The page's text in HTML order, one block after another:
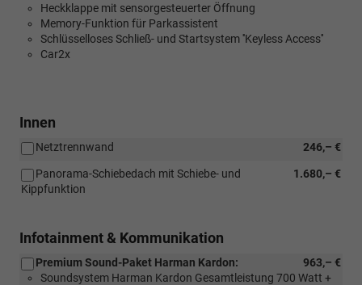
Heckklappe mit sensorgesteuerter Öffnung
Memory-Funktion für Parkassistent
Schlüsselloses Schließ- und Startsystem ''Keyless Access''
Car2x
Innen
246,– €
Netztrennwand
1.680,– €
Panorama-Schiebedach mit Schiebe- und
Kippfunktion
Infotainment & Kommunikation
963,– €
Premium Sound-Paket Harman Kardon:
Soundsystem Harman Kardon Gesamtleistung 700 Watt +